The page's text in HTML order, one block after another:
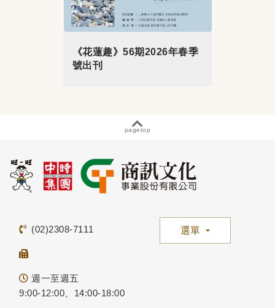
《花蓮趣》56期2026年春季
號出刊
pagetop
(02)2308-7111
週一至週五
9:00-12:00、14:00-18:00
選單